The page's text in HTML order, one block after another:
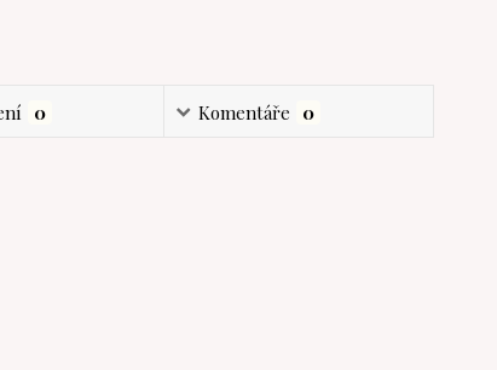
0 Komentáře 0